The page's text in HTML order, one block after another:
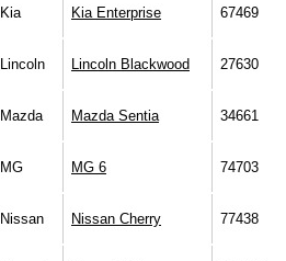
Kia Kia Enterprise 67469
Lincoln Lincoln Blackwood 27630
Mazda Mazda Sentia 34661
MG MG 6 74703
Nissan Nissan Cherry 77438